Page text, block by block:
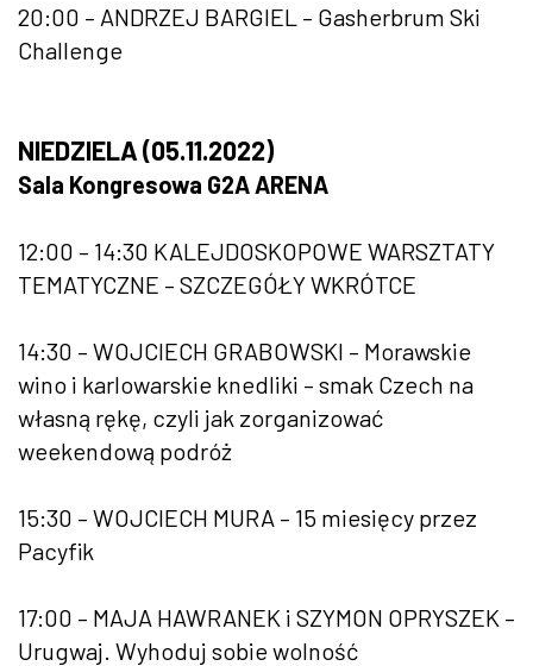
20:00 – ANDRZEJ BARGIEL – Gasherbrum Ski
Challenge
NIEDZIELA (05.11.2022)
Sala Kongresowa G2A ARENA
12:00 – 14:30 KALEJDOSKOPOWE WARSZTATY
TEMATYCZNE – SZCZEGÓŁY WKRÓTCE
14:30 – WOJCIECH GRABOWSKI – Morawskie
wino i karlowarskie knedliki – smak Czech na
własną rękę, czyli jak zorganizować
weekendową podróż
15:30 – WOJCIECH MURA – 15 miesięcy przez
Pacyfik
17:00 – MAJA HAWRANEK i SZYMON OPRYSZEK –
Urugwaj. Wyhoduj sobie wolność